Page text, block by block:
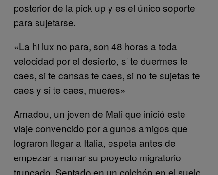
posterior de la pick up y es el único soporte
para sujetarse.
«La hi lux no para, son 48 horas a toda
velocidad por el desierto, si te duermes te
caes, si te cansas te caes, si no te sujetas te
caes y si te caes, mueres»
Amadou, un joven de Mali que inició este
viaje convencido por algunos amigos que
lograron llegar a Italia, espeta antes de
empezar a narrar su proyecto migratorio
truncado. Sentado en un colchón en el suelo